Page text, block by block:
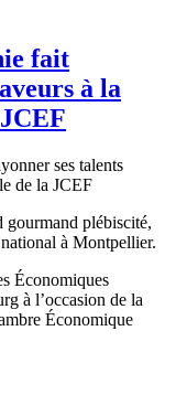
fait
à la
gourmand plébiscité,
à Montpellier.
Économiques
à l’occasion de la
Économique